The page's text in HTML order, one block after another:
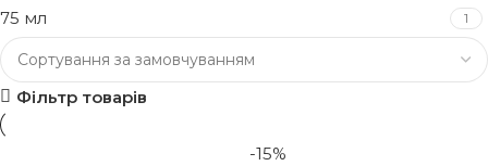
75 мл 1
Фільтр товарів
-15%